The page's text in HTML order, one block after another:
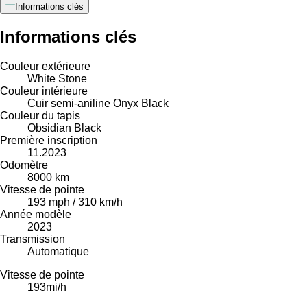
Informations clés
Informations clés
Couleur extérieure
White Stone
Couleur intérieure
Cuir semi-aniline Onyx Black
Couleur du tapis
Obsidian Black
Première inscription
11.2023
Odomètre
8000 km
Vitesse de pointe
193 mph / 310 km/h
Année modèle
2023
Transmission
Automatique
Vitesse de pointe
193mi/h